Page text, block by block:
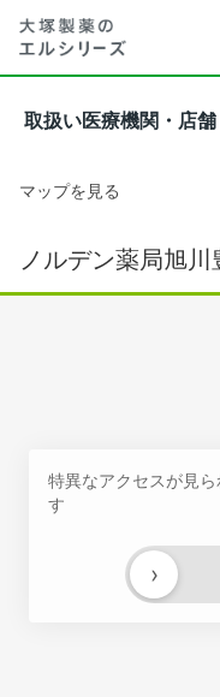
取扱い医療機関・店舗
マップを見る
ノルデン薬局旭川
特異なアクセスが見
す
›